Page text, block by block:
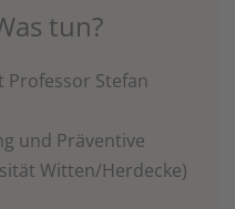
tun?
Stefan
und Präventive
Witten/Herdecke)